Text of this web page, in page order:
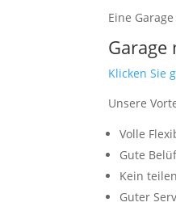
Eine
Garage
Klicken Sie
Unsere
Volle
Gute
Kein
Guter